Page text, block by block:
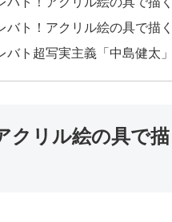
バト！アクリル絵の具で描
バト超写実主義「中島健太
クリル絵の具で